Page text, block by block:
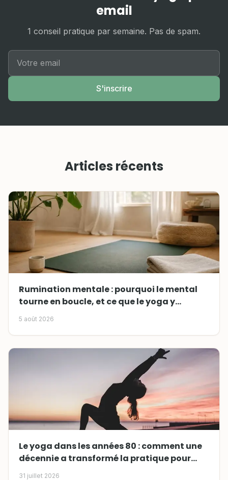
email
1 conseil pratique par semaine. Pas de spam.
S'inscrire
Articles récents
Rumination mentale : pourquoi le mental
tourne en boucle, et ce que le yoga y
change
5 août 2026
Le yoga dans les années 80 : comment une
décennie a transformé la pratique pour
toujours
31 juillet 2026